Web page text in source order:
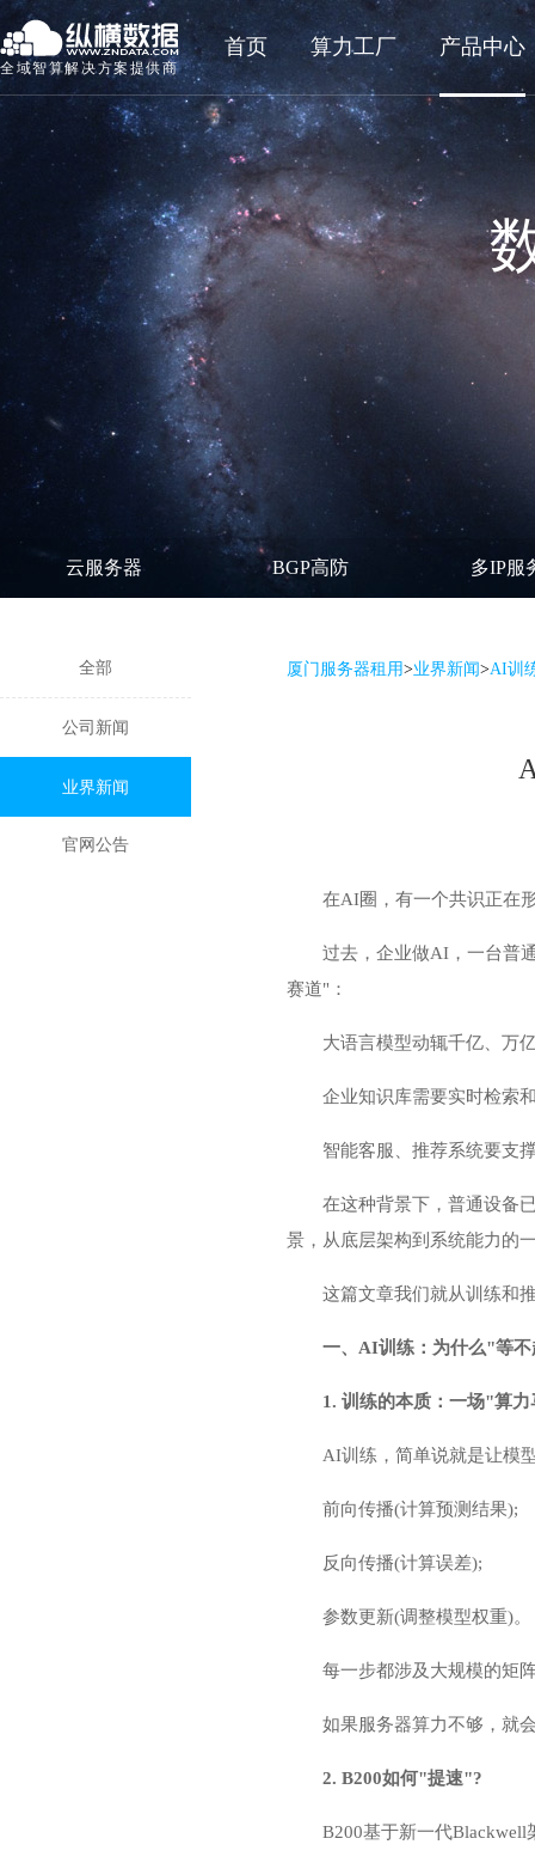
全域智算解决方案提供商
首页 算力工厂 产品中心
云服务器 BGP高防 多IP服
全部
公司新闻
业界新闻
官网公告
厦门服务器租用>业界新闻>AI训
在AI圈，有一个共识正在
过去，企业做AI，一台普
赛道"：
大语言模型动辄千亿、万
企业知识库需要实时检索
智能客服、推荐系统要支
在这种背景下，普通设备
景，从底层架构到系统能力的
这篇文章我们就从训练和
一、AI训练：为什么"等
1. 训练的本质：一场"算
AI训练，简单说就是让模
前向传播(计算预测结果);
反向传播(计算误差);
参数更新(调整模型权重)。
每一步都涉及大规模的矩
如果服务器算力不够，就
2. B200如何"提速"?
B200基于新一代Blackwell